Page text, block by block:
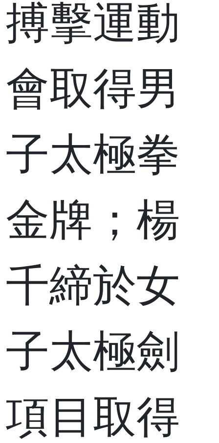
搏擊運動
會取得男
子太極拳
金牌；楊
千締於女
子太極劍
項目取得